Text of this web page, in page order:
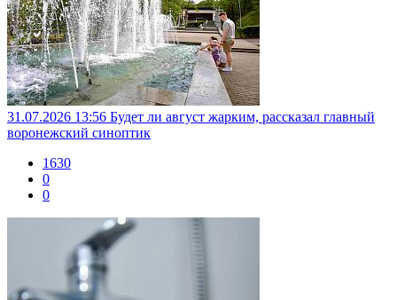
31.07.2026 13:56 Будет ли август жарким, рассказал главный
воронежский синоптик
1630
0
0